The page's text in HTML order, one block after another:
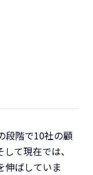
段階で10社の顧
て現在では、
伸ばしていま